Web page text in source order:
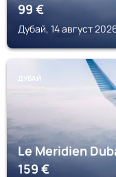
99€
Дубай, 14 август
ДУБАЙ
Le Meridien
159€